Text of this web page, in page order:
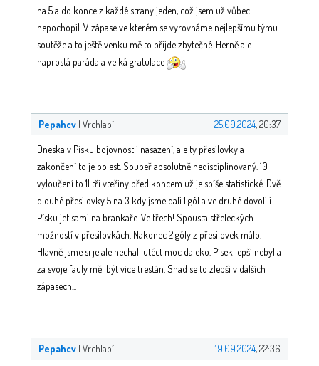
na 5 a do konce z každé strany jeden, což jsem už vůbec
nepochopil. V zápase ve kterém se vyrovnáme nejlepšímu týmu
soutěže a to ještě venku mě to přijde zbytečné. Herně ale
naprostá paráda a velká gratulace
Pepahcv | Vrchlabí 25.09.2024, 20:37
Dneska v Písku bojovnost i nasazení, ale ty přesilovky a
zakončení to je bolest. Soupeř absolutně nedisciplinovaný. 10
vyloučení to 11 tři vteřiny před koncem už je spíše statistické. Dvě
dlouhé přesilovky 5 na 3 kdy jsme dali 1 gól a ve druhé dovolili
Písku jet sami na brankaře. Ve třech! Spousta střeleckých
možností v přesilovkách. Nakonec 2 góly z přesilovek málo.
Hlavně jsme si je ale nechali utéct moc daleko. Písek lepší nebyl a
za svoje fauly měl být více trestán. Snad se to zlepší v dalších
zápasech...
Pepahcv | Vrchlabí 19.09.2024, 22:36